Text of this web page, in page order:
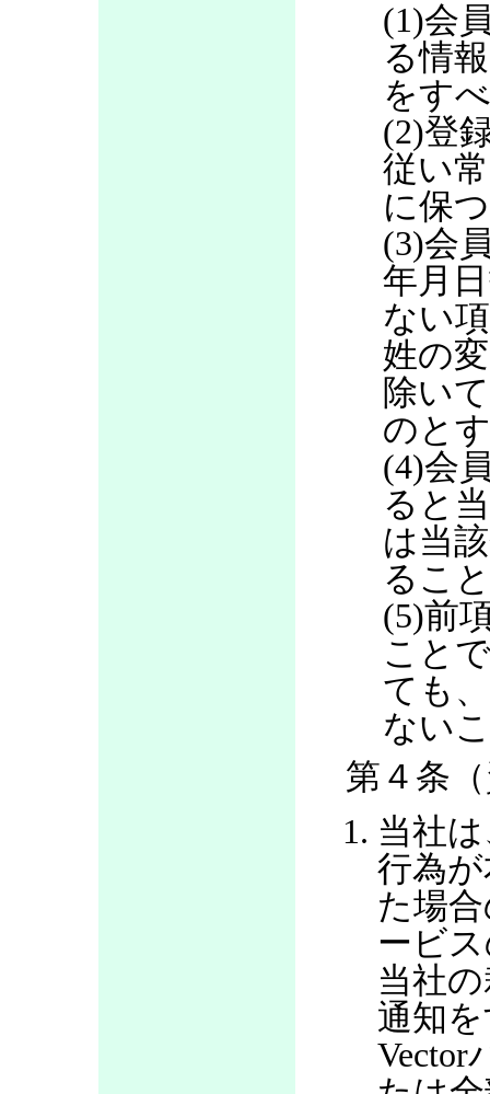
(1)会
る情
をす
(2)登
従い
に保
(3)会
年月
ない
姓の
除い
のと
(4)会
ると
は当
るこ
(5)前
こと
ても
ない
第４条
当社
行為
た場
ービ
当社
通知
Vector